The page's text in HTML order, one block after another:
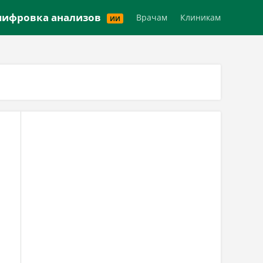
анализов ИИ Врачам Клиникам